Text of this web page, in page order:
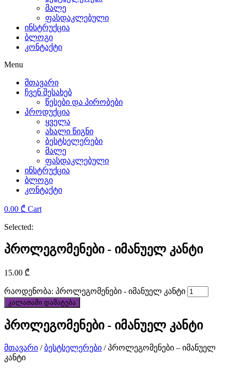
sensible
and
complex
characteristics.
replica
heuer
rolex
has
been
providing
customized
services
to
customers.
best
quality
discount
მალე
ფასდაკლებული
ინსტრუქცია
ბლოგი
კონტაქტი
Menu
მთავარი
ჩვენ შესახებ
წესები და პირობები
პროდუქცია
ყველა
ახალი წიგნი
ბესტსელერები
მალე
ფასდაკლებული
ინსტრუქცია
ბლოგი
კონტაქტი
0.00 ₾ Cart
Selected:
პროლეგომენები - იმანუელ კანტი
15.00 ₾
რაოდენობა: პროლეგომენები - იმანუელ კანტი
კალათაში დამატება
პროლეგომენები - იმანუელ კანტი
მთავარი /ბესტსელერები / პროლეგომენები – იმანუელ
კანტი